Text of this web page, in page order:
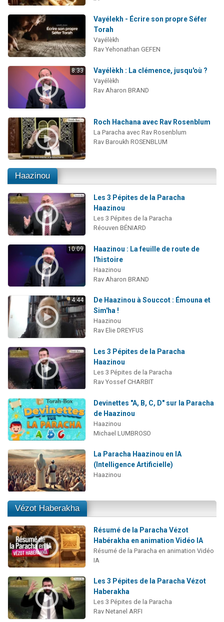
Vayélekh - Écrire son propre Séfer
Torah
Vayélèkh
Rav Yehonathan GEFEN
8:33 Vayélèkh : La clémence, jusqu'où ?
Vayélèkh
Rav Aharon BRAND
Roch Hachana avec Rav Rosenblum
La Paracha avec Rav Rosenblum
Rav Baroukh ROSENBLUM
Haazinou
Les 3 Pépites de la Paracha
Haazinou
Les 3 Pépites de la Paracha
Réouven BÉNIARD
10:09
Haazinou : La feuille de route de
l'histoire
Haazinou
Rav Aharon BRAND
4:44
De Haazinou à Souccot : Émouna et
Sim'ha !
Haazinou
Rav Elie DREYFUS
Les 3 Pépites de la Paracha
Haazinou
Les 3 Pépites de la Paracha
Rav Yossef CHARBIT
Devinettes "A, B, C, D" sur la Paracha
de Haazinou
Haazinou
Michael LUMBROSO
La Paracha Haazinou en IA
(Intelligence Artificielle)
Haazinou
Vézot Haberakha
Résumé de la Paracha Vézot
Habérakha en animation Vidéo IA
Résumé de la Paracha en animation Vidéo
IA
Les 3 Pépites de la Paracha Vézot
Haberakha
Les 3 Pépites de la Paracha
Rav Netanel ARFI